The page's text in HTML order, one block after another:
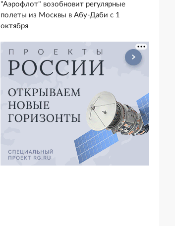
"Аэрофлот" возобновит регулярные
полеты из Москвы в Абу-Даби с 1
октября